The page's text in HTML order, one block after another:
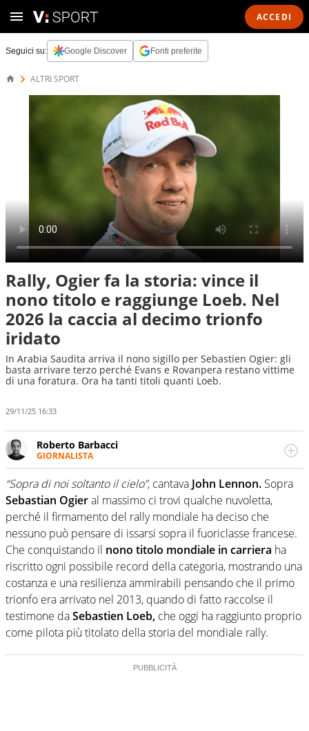
ACCEDI
Seguici su: Google Discover Fonti preferite
ALTRI SPORT
Rally, Ogier fa la storia: vince il
nono titolo e raggiunge Loeb. Nel
2026 la caccia al decimo trionfo
iridato
In Arabia Saudita arriva il nono sigillo per Sebastien Ogier: gli
basta arrivare terzo perché Evans e Rovanpera restano vittime
di una foratura. Ora ha tanti titoli quanti Loeb.
29/11/25 16:33
Roberto Barbacci
GIORNALISTA
Giornalista (pubblicista) sportivo a tutto campo, è il
tuttologo di Virgilio Sport. Provate a chiedergli di boxe, di
scherma, di volley o di curling: ve ne farà innamorare
“Sopra di noi soltanto il cielo”, cantava John Lennon. Sopra
Sebastian Ogieral massimo ci trovi qualche nuvoletta,
perché il firmamento del rally mondiale ha deciso che
nessuno può pensare di issarsi sopra il fuoriclasse francese.
Che conquistando il nono titolo mondiale in carriera ha
riscritto ogni possibile record della categoria, mostrando una
costanza e una resilienza ammirabili pensando che il primo
trionfo era arrivato nel 2013, quando di fatto raccolse il
testimone daSebastien Loeb, che oggi ha raggiunto proprio
come pilota più titolato della storia del mondiale rally.